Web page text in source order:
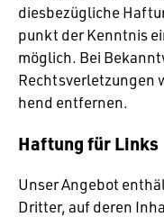
dies­be­züg­liche
punkt der Kenntnis
möglich. Bei
Rechts­ver­let­zungen
hend entfernen.
Haftung für Links
Unser Angebot
Dritter, auf deren